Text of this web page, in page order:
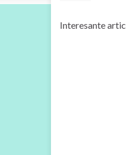
Interesante